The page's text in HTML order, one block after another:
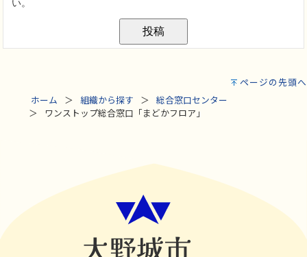
ページの先頭へ
ホーム
組織から探す
総合窓口センター
ワンストップ総合窓口「まどかフロア」